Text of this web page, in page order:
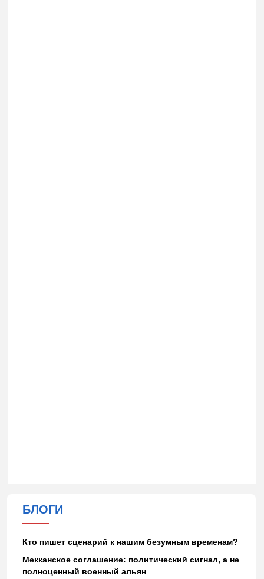
БЛОГИ
Кто пишет сценарий к нашим безумным временам?
Мекканское соглашение: политический сигнал, а не
полноценный военный альян